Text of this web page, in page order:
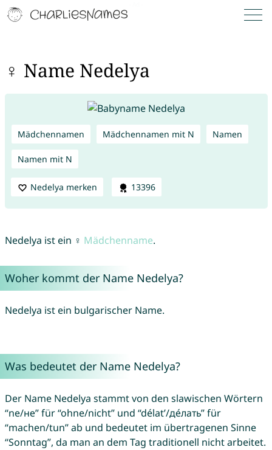
♀ Name Nedelya
Mädchennamen Mädchennamen mit N Namen
Namen mit N
Nedelya merken 13396
Nedelya ist ein ♀ Mädchenname.
Woher kommt der Name Nedelya?
Nedelya ist ein bulgarischer Name.
Was bedeutet der Name Nedelya?
Der Name Nedelya stammt von den slawischen Wörtern
“ne/не” für “ohne/nicht” und “délatʹ/де́лать” für
“machen/tun” ab und bedeutet im übertragenen Sinne
“Sonntag”, da man an dem Tag traditionell nicht arbeitet.